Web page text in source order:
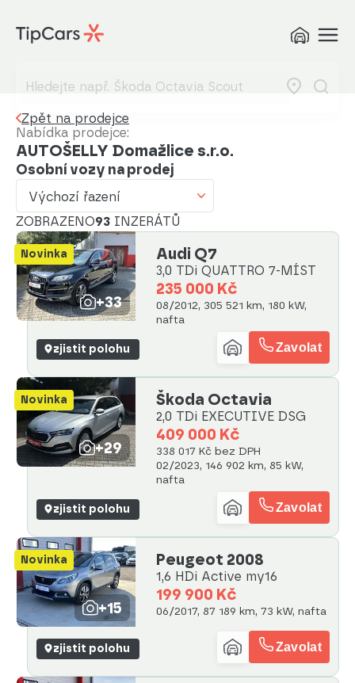
Zpět na prodejce
Nabídka prodejce:
AUTOŠELLY Domažlice s.r.o.
Osobní vozy na prodej
Výchozí řazení
Výchozí řazení
Od nejdražšího
Od nejmenšího nájezdu
Od nejvyššího nájezdu
Od nejstaršího vozu
Od nejnovějšího vozu
Od nejnovějšího inzerátu
Od nejstaršího inzerátu
Abecedně od A do Z
Abecedně od Z do A
ZOBRAZENO93 INZERÁTŮ
Novinka
+33
Audi Q7
3,0 TDi QUATTRO 7-MÍST
235 000 Kč
08/2012, 305 521 km, 180 kW,
nafta
zjistit polohu Zavolat
Novinka
+29
Škoda Octavia
2,0 TDi EXECUTIVE DSG
409 000 Kč
338 017 Kč bez DPH
02/2023, 146 902 km, 85 kW,
nafta
zjistit polohu Zavolat
Novinka
+15
Peugeot 2008
1,6 HDi Active my16
199 900 Kč
06/2017, 87 189 km, 73 kW, nafta
zjistit polohu Zavolat